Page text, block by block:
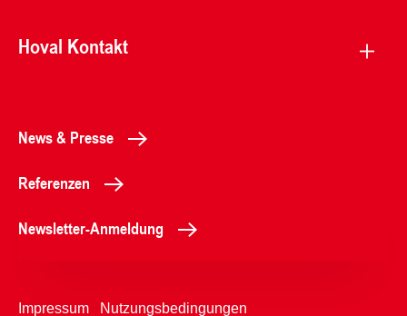
Hoval Kontakt
News & Presse
Referenzen
Newsletter-Anmeldung
Impressum Nutzungsbedingungen